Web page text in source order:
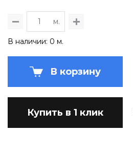
м.
В наличии: 0 м.
В корзину
Купить в 1 клик